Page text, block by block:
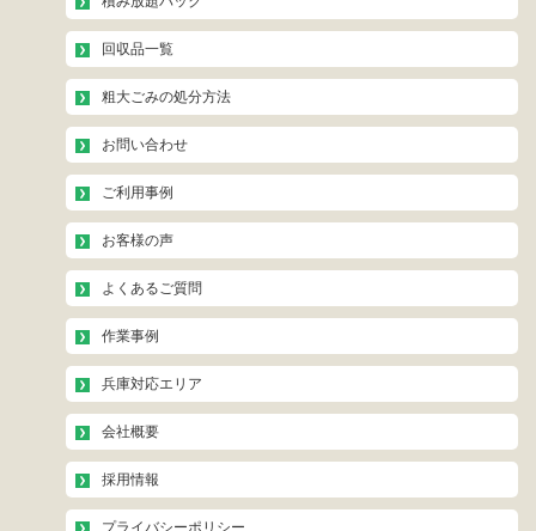
回収品一覧
粗大ごみの処分方法
お問い合わせ
ご利用事例
お客様の声
よくあるご質問
作業事例
兵庫対応エリア
会社概要
採用情報
プライバシーポリシー